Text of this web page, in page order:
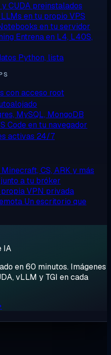
y CUDA preinstalados
en tu propio VPS
en tu servidor
Entrena en L4, L40S,
Python, lista
con acceso root
MySQL, MongoDB
Code en tu navegador
activas 24/7
Minecraft, CS, ARK y más
a tu bróker
propia VPN privada
Un escritorio que
IA
en 60 minutos. Imágenes
vLLM y TGI en cada